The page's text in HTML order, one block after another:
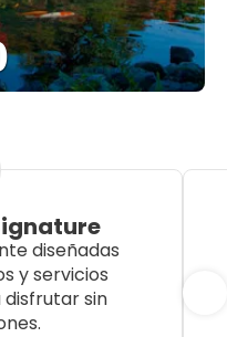
diseñadas
y servicios
sin